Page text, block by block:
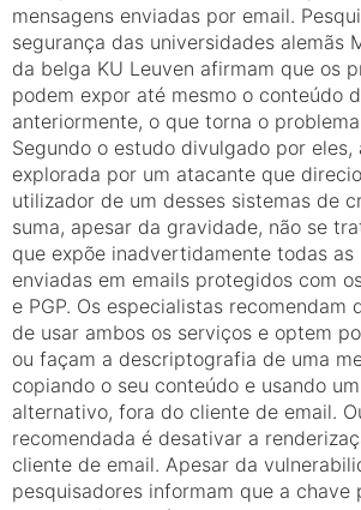
mensagens enviadas por email.
segurança das universidades alemãs
da belga KU Leuven afirmam que os
podem expor até mesmo o conteúdo
anteriormente, o que torna o
Segundo o estudo divulgado por
explorada por um atacante que
utilizador de um desses sistemas de
suma, apesar da gravidade, não se
que expõe inadvertidamente todas as
enviadas em emails protegidos com
e PGP. Os especialistas recomendam
de usar ambos os serviços e optem
ou façam a descriptografia de uma
copiando o seu conteúdo e usando
alternativo, fora do cliente de email.
recomendada é desativar a
cliente de email. Apesar da
pesquisadores informam que a chave